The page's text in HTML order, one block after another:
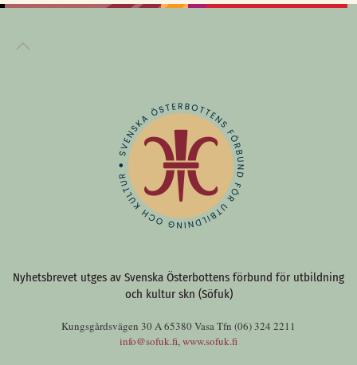
Nyhetsbrevet utges av Svenska Österbottens förbund för utbildning
och kultur skn (Söfuk)
Kungsgårdsvägen 30 A 65380 Vasa Tfn (06) 324 2211
info@sofuk.fi,www.sofuk.fi